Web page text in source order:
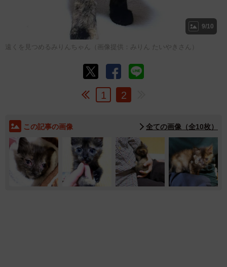
9/10
遠くを見つめるみりんちゃん（画像提供：みりん たいやきさん）
1 2
この記事の画像 全ての画像（全10枚）
6